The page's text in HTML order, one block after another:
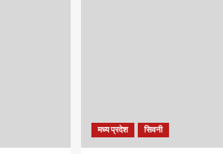
मध्य प्रदेश सिवनी